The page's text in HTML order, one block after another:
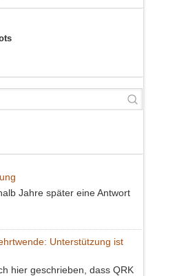
Jahre später eine Antwort
Unterstützung ist
hier geschrieben, dass QRK